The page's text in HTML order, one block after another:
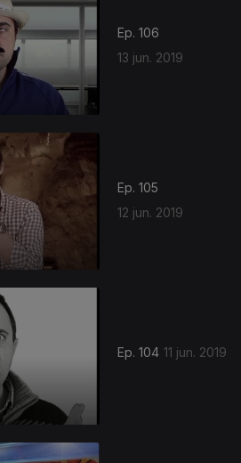
Ep. 106
13 jun. 2019
Ep. 105
12 jun. 2019
Ep. 104 11 jun. 2019